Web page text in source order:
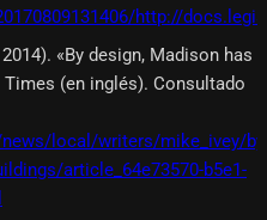
http://
«By design, Madison has
(en inglés). Consultado
local/writers/mike_ivey/
article_64e73570-b5e1-